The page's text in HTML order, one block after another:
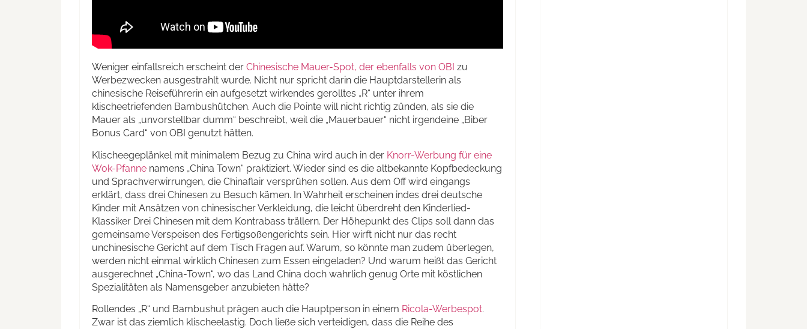
Weniger einfallsreich erscheint der Chinesische Mauer-Spot, der ebenfalls von OBI zu
Werbezwecken ausgestrahlt wurde. Nicht nur spricht darin die Hauptdarstellerin als
chinesische Reiseführerin ein aufgesetzt wirkendes gerolltes „R“ unter ihrem
klischeetriefenden Bambushütchen. Auch die Pointe will nicht richtig zünden, als sie die
Mauer als „unvorstellbar dumm“ beschreibt, weil die „Mauerbauer“ nicht irgendeine „Biber
Bonus Card“ von OBI genutzt hätten.
Klischeegeplänkel mit minimalem Bezug zu China wird auch in der Knorr-Werbung für eine
Wok-Pfanne namens „China Town“ praktiziert. Wieder sind es die altbekannte Kopfbedeckung
und Sprachverwirrungen, die Chinaflair versprühen sollen. Aus dem Off wird eingangs
erklärt, dass drei Chinesen zu Besuch kämen. In Wahrheit erscheinen indes drei deutsche
Kinder mit Ansätzen von chinesischer Verkleidung, die leicht überdreht den Kinderlied-
Klassiker Drei Chinesen mit dem Kontrabass trällern. Der Höhepunkt des Clips soll dann das
gemeinsame Verspeisen des Fertigsoßengerichts sein. Hier wirft nicht nur das recht
unchinesische Gericht auf dem Tisch Fragen auf. Warum, so könnte man zudem überlegen,
werden nicht einmal wirklich Chinesen zum Essen eingeladen? Und warum heißt das Gericht
ausgerechnet „China-Town“, wo das Land China doch wahrlich genug Orte mit köstlichen
Spezialitäten als Namensgeber anzubieten hätte?
Rollendes „R“ und Bambushut prägen auch die Hauptperson in einem Ricola-Werbespot.
Zwar ist das ziemlich klischeelastig. Doch ließe sich verteidigen, dass die Reihe des